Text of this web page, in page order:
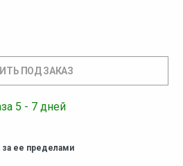
5 - 7 дней
за ее пределами